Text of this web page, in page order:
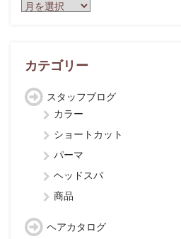
ア
ブ
カテゴリー
スタッフブログ
カラー
ショートカット
パーマ
ヘッドスパ
商品
ヘアカタログ